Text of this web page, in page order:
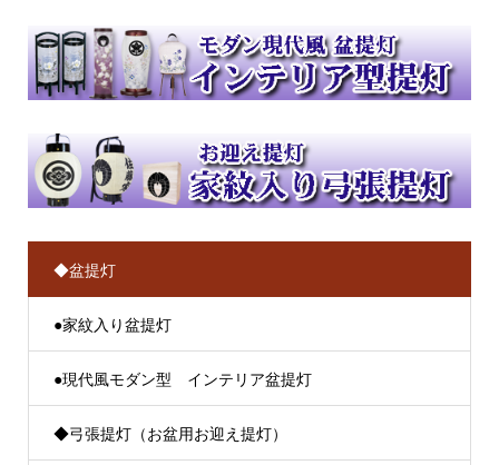
◆盆提灯
●家紋入り盆提灯
●現代風モダン型 インテリア盆提灯
◆弓張提灯（お盆用お迎え提灯）